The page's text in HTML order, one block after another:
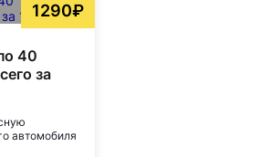
1290₽
40
за
автомобиля